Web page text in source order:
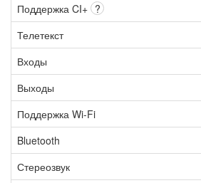
Поддержка CI+ ?
Телетекст
Входы
Выходы
Поддержка Wi-Fi
Bluetooth
Стереозвук